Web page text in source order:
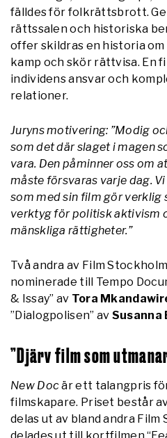
fälldes för folkrättsbrott.
rättssalen och historiska
offer skildras en historia
kamp och skör rättvisa. En
individens ansvar och
relationer.
Juryns motivering: ”Modig
som det där slaget i magen
vara. Den påminner oss om
måste försvaras varje dag.
som med sin film gör verklig
verktyg för politisk aktivism
mänskliga rättigheter.”
Två andra av Film
nominerade till Tempo
& Issay” av Tora
”Dialogpolisen” av Susanna
”Djärv film som
New Docär ett talangpris
filmskapare. Priset består
delas ut av bland andra
delades ut till kortfilmen